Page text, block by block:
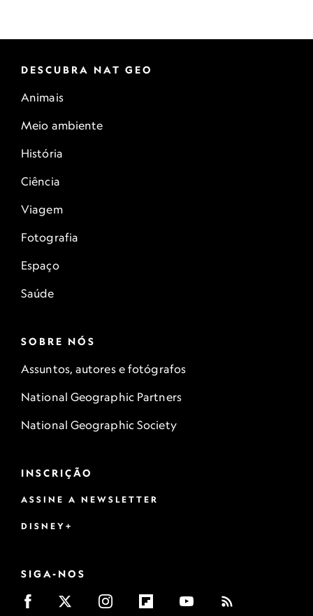
DESCUBRA NAT GEO
Animais
Meio ambiente
História
Ciência
Viagem
Fotografia
Espaço
Saúde
SOBRE NÓS
Assuntos, autores e fotógrafos
National Geographic Partners
National Geographic Society
INSCRIÇÃO
ASSINE A NEWSLETTER
DISNEY+
SIGA-NOS